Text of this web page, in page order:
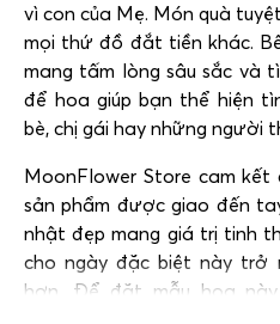
vì con của Mẹ. Món quà
mọi thứ đồ đắt tiền khác.
mang tấm lòng sâu sắc và
để hoa giúp bạn thể hiện
bè, chị gái hay những người
MoonFlower Store cam
sản phẩm được giao đến
nhật đẹp mang giá trị tinh
cho ngày đặc biệt này trở
hơn. Để đặt mẫu hoa